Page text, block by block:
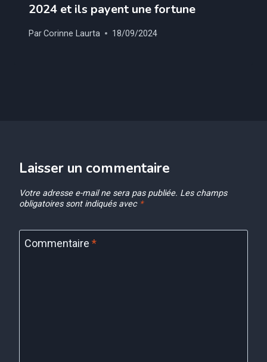
2024 et ils payent une fortune
ParCorinne Laurta 18/09/2024
Laisser un commentaire
Votre adresse e-mail ne sera pas publiée. Les champs
obligatoires sont indiqués avec *
Commentaire *